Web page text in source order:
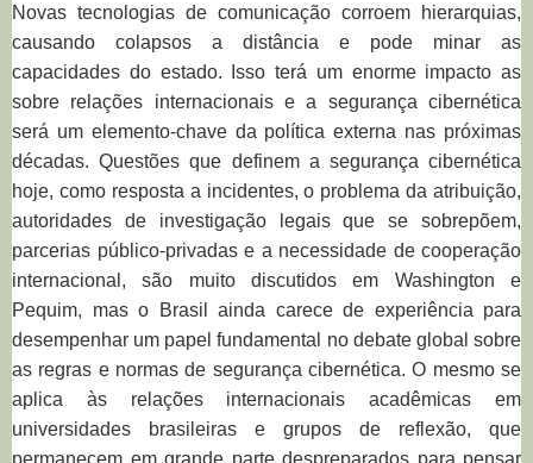
Novas tecnologias de comunicação corroem hierarquias,
causando colapsos a distância e pode minar as
capacidades do estado. Isso terá um enorme impacto as
sobre relações internacionais e a segurança cibernética
será um elemento-chave da política externa nas próximas
décadas. Questões que definem a segurança cibernética
hoje, como resposta a incidentes, o problema da atribuição,
autoridades de investigação legais que se sobrepõem,
parcerias público-privadas e a necessidade de cooperação
internacional, são muito discutidos em Washington e
Pequim, mas o Brasil ainda carece de experiência para
desempenhar um papel fundamental no debate global sobre
as regras e normas de segurança cibernética. O mesmo se
aplica às relações internacionais acadêmicas em
universidades brasileiras e grupos de reflexão, que
permanecem em grande parte despreparados para pensar